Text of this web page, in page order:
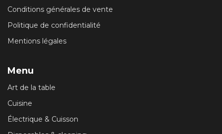
Conditions générales de vente
Politique de confidentialité
Mentions légales
Menu
Art de la table
Cuisine
Électrique & Cuisson